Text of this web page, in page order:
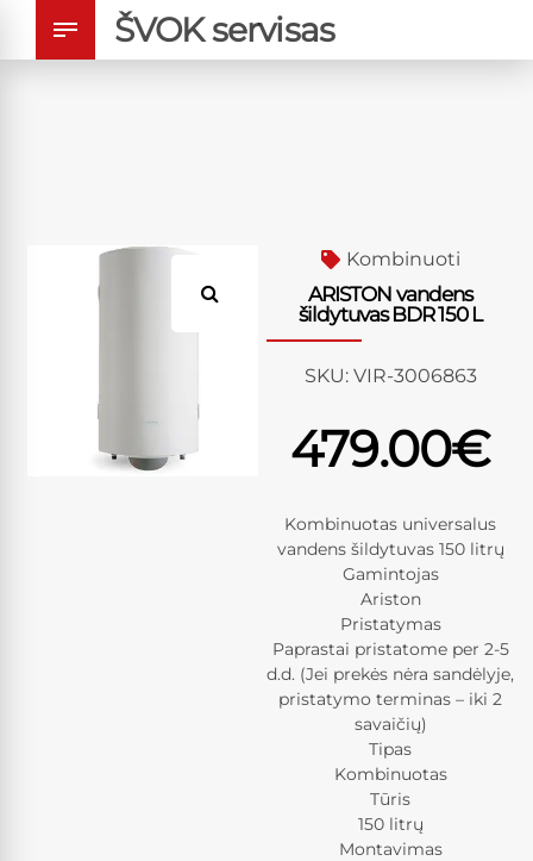
ŠVOK servisas
Kombinuoti
ARISTON vandens
šildytuvas BDR 150 L
SKU: VIR-3006863
479.00€
Kombinuotas universalus
vandens šildytuvas 150 litrų
Gamintojas
Ariston
Pristatymas
Paprastai pristatome per 2-5
d.d. (Jei prekės nėra sandėlyje,
pristatymo terminas – iki 2
savaičių)
Tipas
Kombinuotas
Tūris
150 litrų
Montavimas